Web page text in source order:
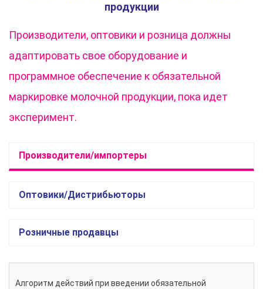
продукции
Производители, оптовики и розница должны
адаптировать свое оборудование и
программное обеспечение к обязательной
маркировке молочной продукции, пока идет
эксперимент.
Производители/импортеры
Оптовики/Дистрибьюторы
Розничные продавцы
Алгоритм действий при введении обязательной